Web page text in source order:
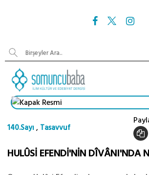
140.Sayı, Tasavvuf
HULÛSİ EFENDİ'NİN DÎVÂNI'NDA